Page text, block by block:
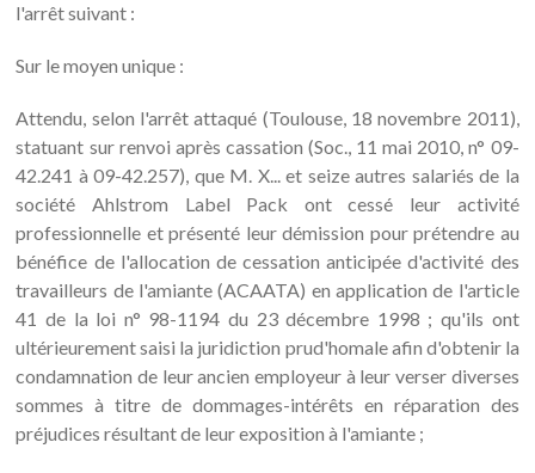
l'arrêt suivant :
Sur le moyen unique :
Attendu, selon l'arrêt attaqué (Toulouse, 18 novembre 2011),
statuant sur renvoi après cassation (Soc., 11 mai 2010, n° 09-
42.241 à 09-42.257), que M. X... et seize autres salariés de la
société Ahlstrom Label Pack ont cessé leur activité
professionnelle et présenté leur démission pour prétendre au
bénéfice de l'allocation de cessation anticipée d'activité des
travailleurs de l'amiante (ACAATA) en application de l'article
41 de la loi n° 98-1194 du 23 décembre 1998 ; qu'ils ont
ultérieurement saisi la juridiction prud'homale afin d'obtenir la
condamnation de leur ancien employeur à leur verser diverses
sommes à titre de dommages-intérêts en réparation des
préjudices résultant de leur exposition à l'amiante ;